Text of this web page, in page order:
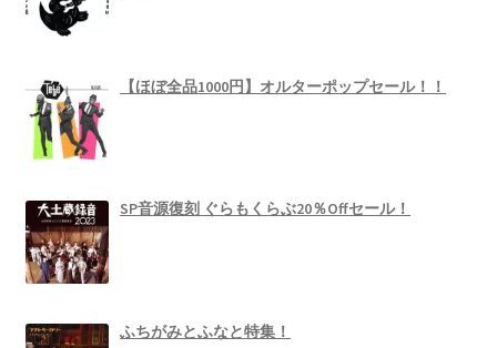
【ほぼ全品1000円】オルターポップセール！！
SP音源復刻 ぐらもくらぶ20％Offセール！
ふちがみとふなと特集！